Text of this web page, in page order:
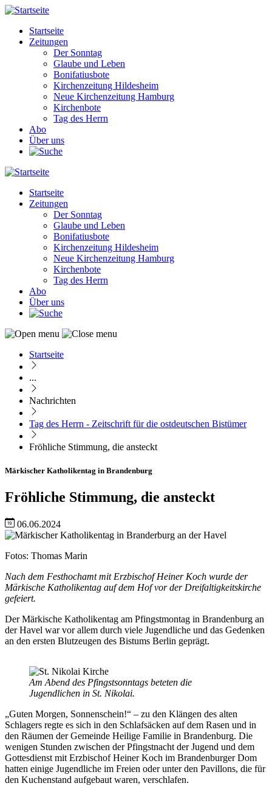
Direkt
Inhalt
Main
navigation
Startseite
Zeitungen
Der Sonntag
Glaube und Leben
Bonifatiusbote
Kirchenzeitung Hildesheim
Neue Kirchenzeitung Hamburg
Kirchenbote
Tag des Herrn
Abo
Über uns
Main
navigation
Startseite
Zeitungen
Der Sonntag
Glaube und Leben
Bonifatiusbote
Kirchenzeitung Hildesheim
Neue Kirchenzeitung Hamburg
Kirchenbote
Tag des Herrn
Abo
Über uns
Pfadnavigation
Startseite
...
Nachrichten
Tag des Herrn - Zeitschrift für die ostdeutschen Bistümer
Fröhliche Stimmung, die ansteckt
Märkischer Katholikentag in Brandenburg
Fröhliche Stimmung, die ansteckt
06.06.2024
Image
Nachweis
Fotos: Thomas Marin
Caption
Nach dem Festhochamt mit Erzbischof Heiner Koch wurde der
Märkische Katholikentag auf dem Hof vor der Dreifaltigkeitskirche
gefeiert.
Der Märkische Katholikentag am Pfingstmontag in Brandenburg an
der Havel war vor allem durch viele Jugendliche und das Gedenken
an den ersten Blutzeugen des Bistums Berlin geprägt.
Am Abend des Pfingstsonntags beteten die
Jugendlichen in St. Nikolai.
„Guten Morgen, Sonnenschein!“ – zu den Klängen des alten
Schlagers regte es sich in den Schlafsäcken auf dem Rasen und in
den Räumen der Gemeinde Heilige Familie in Brandenburg. Die
wenigen Stunden zwischen der Pfingstnacht der Jugend und dem
Gottesdienst mit Erzbischof Heiner Koch im Brandenburger Dom
hatten einige Jugendliche im Freien oder unter den Pavillons, die für
den Kuchenstand aufgebaut waren, verschlafen.